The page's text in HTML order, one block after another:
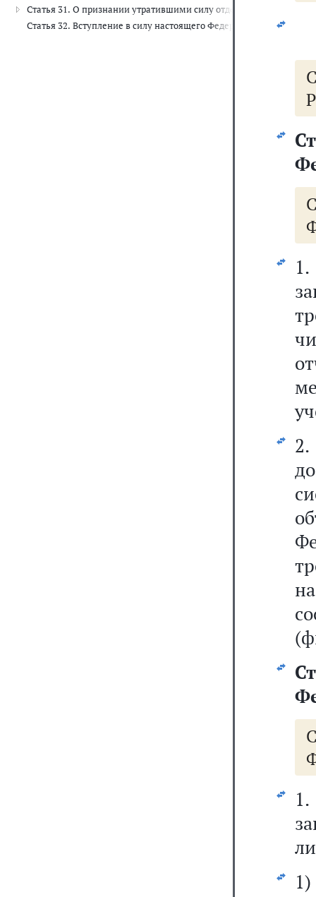
Статья 31. О признании утратившими силу отдельных
Статья 32. Вступление в силу настоящего Федерального закона